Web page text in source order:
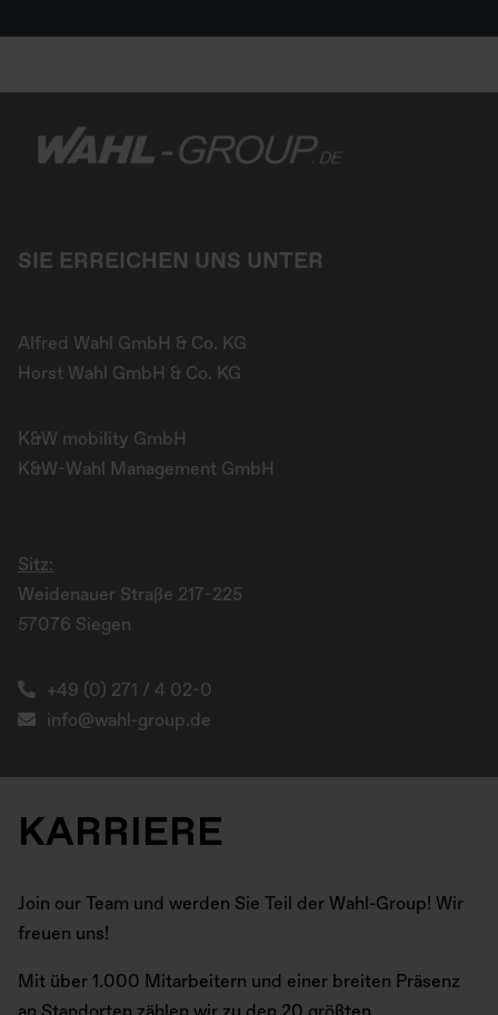
SIE ERREICHEN UNS UNTER
Alfred Wahl GmbH & Co. KG
Horst Wahl GmbH & Co. KG
K&W mobility GmbH
K&W-Wahl Management GmbH
Sitz:
Weidenauer Straße 217-225
57076 Siegen
+49 (0) 271 / 4 02-0
info@wahl-group.de
KARRIERE
Join our Team und werden Sie Teil der Wahl-Group! Wir
freuen uns!
Mit über 1.000 Mitarbeitern und einer breiten Präsenz